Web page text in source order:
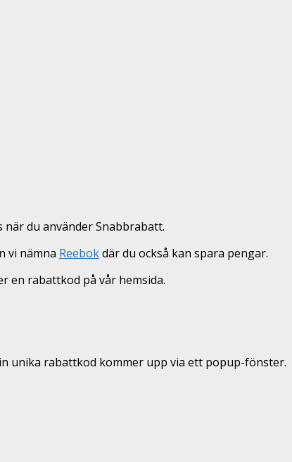
du använder Snabbrabatt.
vi nämna Reebokdär du också kan spara pengar.
en rabattkod på vår hemsida.
unika rabattkod kommer upp via ett popup-fönster.